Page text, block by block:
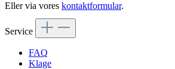
Eller via vores kontaktformular.
Service
FAQ
Klage